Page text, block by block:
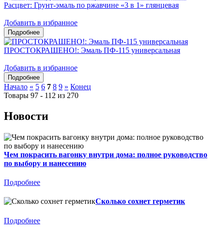
Расцвет: Грунт-эмаль по ржавчине «3 в 1» глянцевая
Добавить в избранное
ПРОСТОКРАШЕНО!: Эмаль ПФ-115 универсальная
Добавить в избранное
Начало « 5 6 7 8 9 » Конец
Товары 97 - 112 из 270
Новости
Чем покрасить вагонку внутри дома: полное руководство
по выбору и нанесению
Подробнее
Сколько сохнет герметик
Подробнее